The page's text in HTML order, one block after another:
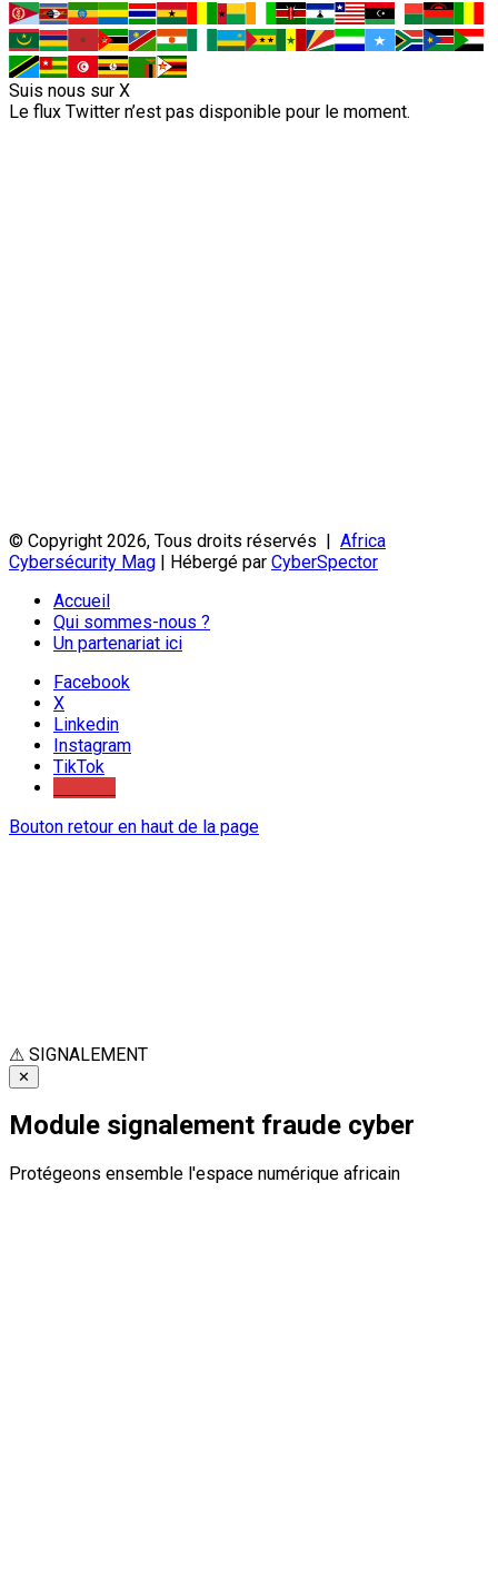
Suis nous sur X
Le flux Twitter n’est pas disponible pour le moment.
© Copyright 2026, Tous droits réservés | Africa
Cybersécurity Mag | Hébergé par CyberSpector
Accueil
Qui sommes-nous ?
Un partenariat ici
Facebook
X
Linkedin
Instagram
TikTok
Bouton retour en haut de la page
⚠ SIGNALEMENT
✕
Module signalement fraude cyber
Protégeons ensemble l'espace numérique africain